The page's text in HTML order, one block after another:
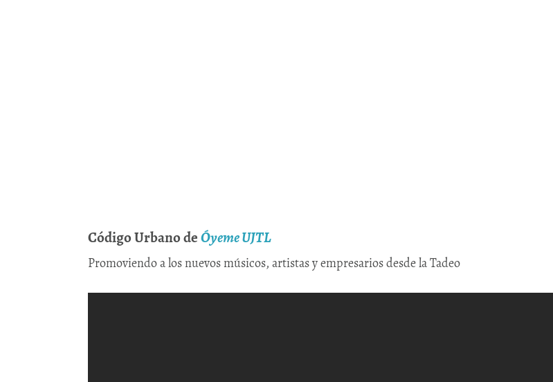
Código Urbano deÓyeme UJTL
Promoviendo a los nuevos músicos, artistas y empresarios desde la Tadeo